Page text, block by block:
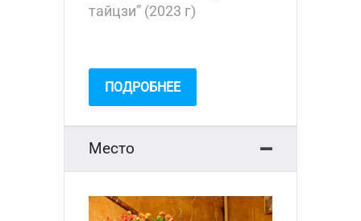
тайцзи” (2023 г)
ПОДРОБНЕЕ
Место